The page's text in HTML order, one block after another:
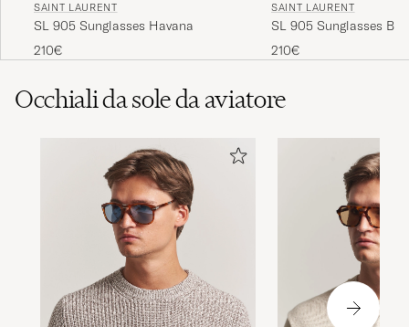
SAINT LAURENT
SL 905 Sunglasses Havana
210€
SAINT LAURENT
SL 905 Sunglasses
210€
Occhiali da sole da aviatore